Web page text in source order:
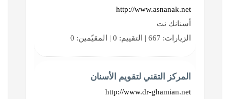
http://www.asnanak.net
أسنانك نت
الزيارات: 667 | التقييم: 0 | المقيّمين: 0
المركز التقني لتقويم الأسنان
http://www.dr-ghamian.net